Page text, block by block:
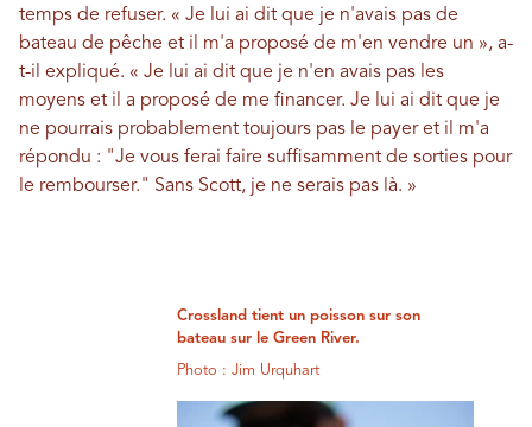
temps de refuser. « Je lui ai dit que je n'avais pas de
bateau de pêche et il m'a proposé de m'en vendre un », a-
t-il expliqué. « Je lui ai dit que je n'en avais pas les
moyens et il a proposé de me financer. Je lui ai dit que je
ne pourrais probablement toujours pas le payer et il m'a
répondu : "Je vous ferai faire suffisamment de sorties pour
le rembourser." Sans Scott, je ne serais pas là. »
Crossland tient un poisson sur son
bateau sur le Green River.
Photo : Jim Urquhart